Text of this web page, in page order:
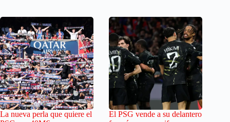
La nueva perla que quiere el
El PSG vende a su delantero